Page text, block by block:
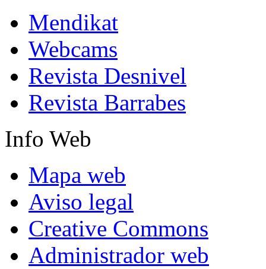
Mendikat
Webcams
Revista Desnivel
Revista Barrabes
Info Web
Mapa web
Aviso legal
Creative Commons
Administrador web